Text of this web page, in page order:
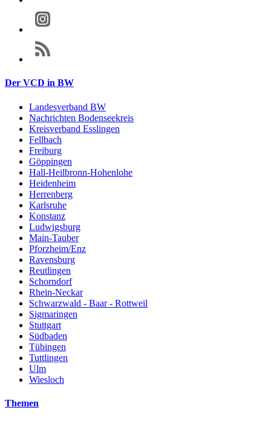
Der VCD in BW
Landesverband BW
Nachrichten Bodenseekreis
Kreisverband Esslingen
Fellbach
Freiburg
Göppingen
Hall-Heilbronn-Hohenlohe
Heidenheim
Herrenberg
Karlsruhe
Konstanz
Ludwigsburg
Main-Tauber
Pforzheim/Enz
Ravensburg
Reutlingen
Schorndorf
Rhein-Neckar
Schwarzwald - Baar - Rottweil
Sigmaringen
Stuttgart
Südbaden
Tübingen
Tuttlingen
Ulm
Wiesloch
Themen